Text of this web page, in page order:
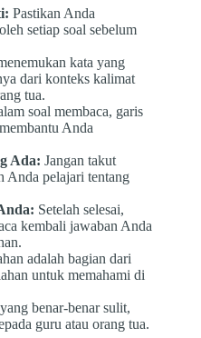
Pastikan Anda
setiap soal sebelum
kata yang
dari konteks kalimat
tua.
soal membaca, garis
Anda
Ada: Jangan takut
Anda pelajari tentang
Setelah selesai,
kembali jawaban Anda
adalah bagian dari
untuk memahami di
benar-benar sulit,
guru atau orang tua.